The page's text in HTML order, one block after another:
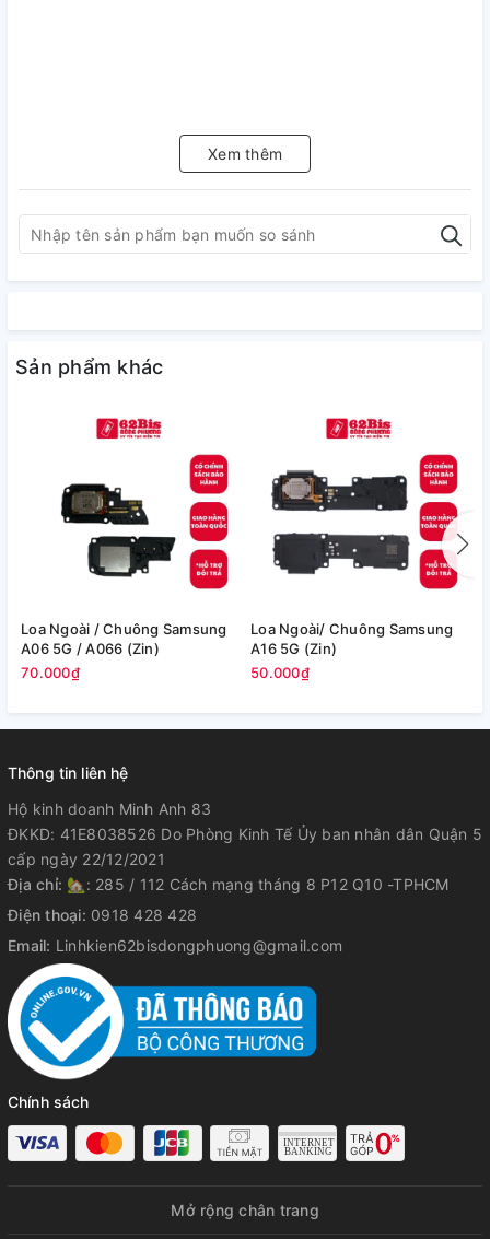
Xem thêm
Sản phẩm khác
Loa Ngoài / Chuông Samsung
A06 5G / A066 (Zin)
70.000₫
Loa Ngoài/ Chuông Samsung
A16 5G (Zin)
50.000₫
Thông tin liên hệ
Hộ kinh doanh Minh Anh 83
ĐKKD: 41E8038526 Do Phòng Kinh Tế Ủy ban nhân dân Quận 5
cấp ngày 22/12/2021
Địa chỉ: 🏡: 285 / 112 Cách mạng tháng 8 P12 Q10 -TPHCM
Điện thoại: 0918 428 428
Email: Linhkien62bisdongphuong@gmail.com
Chính sách
Mở rộng chân trang